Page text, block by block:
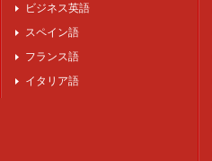
ビジネス英語
スペイン語
フランス語
イタリア語